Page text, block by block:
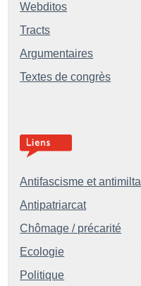
Webditos
Tracts
Argumentaires
Textes de congrès
Antifascisme et
Antipatriarcat
Chômage / précarité
Ecologie
Politique